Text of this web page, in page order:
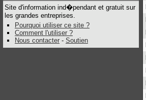
Site d'information ind�pendant et gratuit sur
les grandes entreprises.
Pourquoi utiliser ce site ?
Comment l'utiliser ?
Nous contacter - Soutien